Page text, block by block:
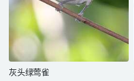
灰头绿莺雀